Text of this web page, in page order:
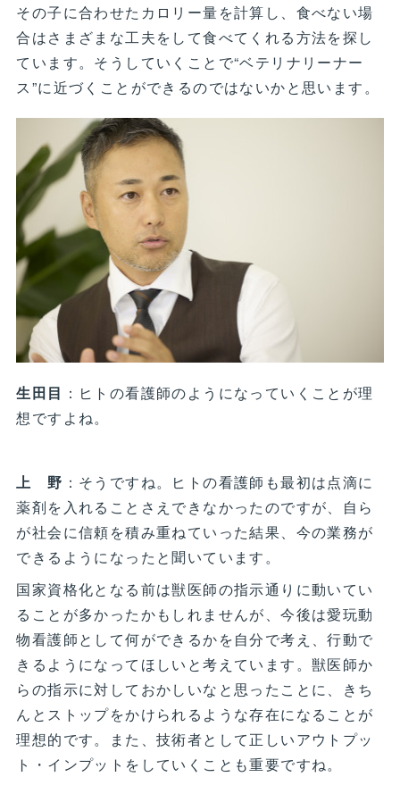
その子に合わせたカロリー量を計算し、食べない場
合はさまざまな工夫をして食べてくれる方法を探し
ています。そうしていくことで“ベテリナリーナー
ス”に近づくことができるのではないかと思います。
生田目 ：ヒトの看護師のようになっていくことが理
想ですよね。
上 野 ：そうですね。ヒトの看護師も最初は点滴に
薬剤を入れることさえできなかったのですが、自ら
が社会に信頼を積み重ねていった結果、今の業務が
できるようになったと聞いています。
国家資格化となる前は獣医師の指示通りに動いてい
ることが多かったかもしれませんが、今後は愛玩動
物看護師として何ができるかを自分で考え、行動で
きるようになってほしいと考えています。獣医師か
らの指示に対しておかしいなと思ったことに、きち
んとストップをかけられるような存在になることが
理想的です。また、技術者として正しいアウトプッ
ト・インプットをしていくことも重要ですね。